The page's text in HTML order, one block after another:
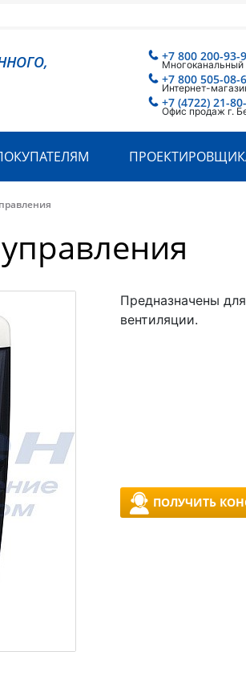
+7 800 200-93-
Многоканальный
+7 800 505-08-
Интернет-
+7 (4722) 21-
Офис продаж г.
Предназначены
вентиляции.
ПОЛУЧИТЬ